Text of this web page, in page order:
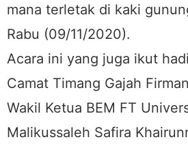
mana terletak di kaki
Rabu (09/11/2020).
Acara ini yang juga ikut
Camat Timang Gajah
Wakil Ketua BEM FT
Malikussaleh Safira